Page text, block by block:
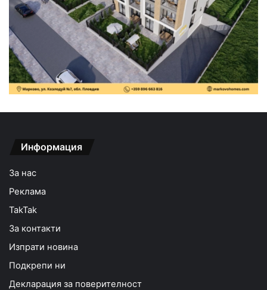
Информация
За нас
Реклама
TakTak
За контакти
Изпрати новина
Подкрепи ни
Декларация за поверителност